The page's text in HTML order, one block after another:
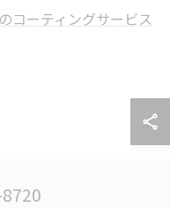
コーティングサービス